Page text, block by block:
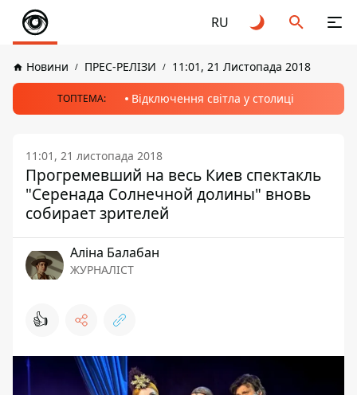
RU
Новини ПРЕС-РЕЛІЗИ 11:01, 21 Листопада 2018
ТОПТЕМА: Відключення світла у столиці
11:01, 21 листопада 2018
Прогремевший на весь Киев спектакль
"Серенада Солнечной долины" вновь
собирает зрителей
Аліна Балабан
ЖУРНАЛІСТ
👍